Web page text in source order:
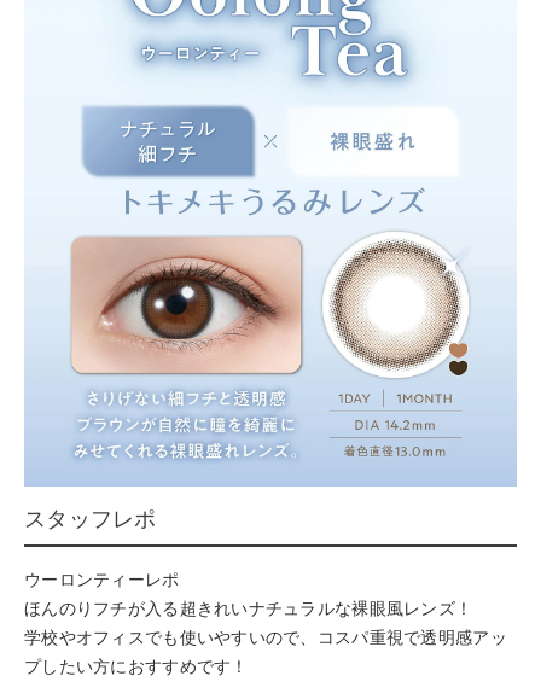
スタッフレポ
ウーロンティーレポ
ほんのりフチが入る超きれいナチュラルな裸眼風レンズ！
学校やオフィスでも使いやすいので、コスパ重視で透明感アッ
プしたい方におすすめです！